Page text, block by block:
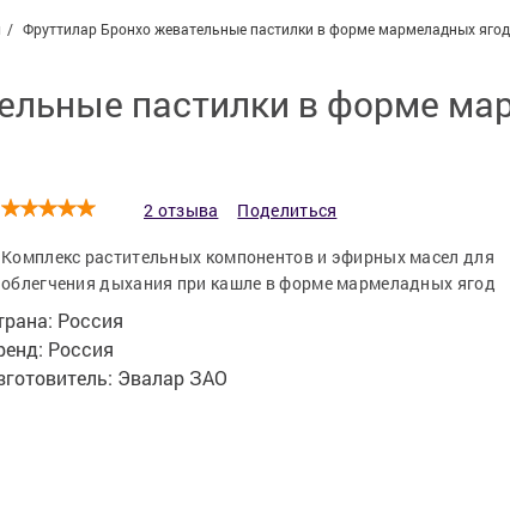
Фруттилар Бронхо жевательные пастилки в форме мармеладных
пастилки в форме
2 отзыва Поделиться
Комплекс растительных компонентов и эфирных масел для
облегчения дыхания при кашле в форме мармеладных ягод
Россия
Россия
Эвалар ЗАО